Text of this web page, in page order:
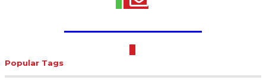
Popular Tags